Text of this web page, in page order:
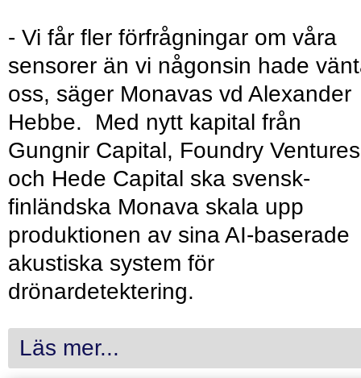
- Vi får fler förfrågningar om våra
sensorer än vi någonsin hade
oss, säger Monavas vd Alexander
Hebbe. Med nytt kapital från
Gungnir Capital, Foundry Ventures
och Hede Capital ska svensk-
finländska Monava skala upp
produktionen av sina AI-baserade
akustiska system för
drönardetektering.
Läs mer...